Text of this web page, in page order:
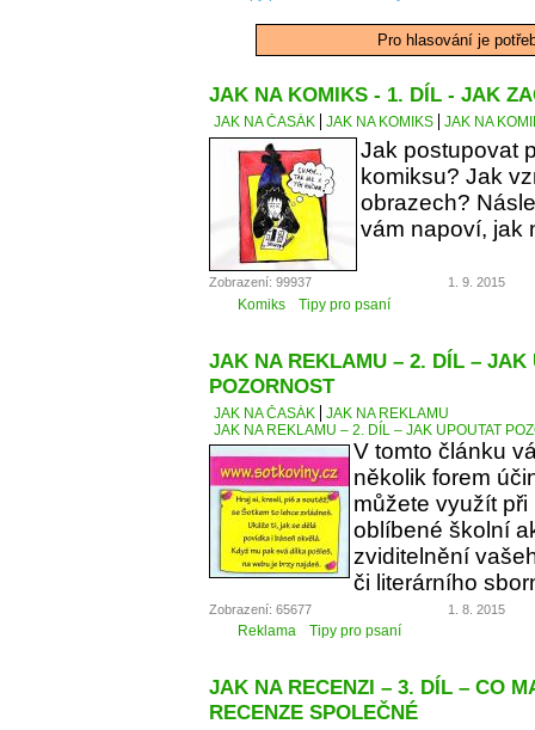
Pro hlasování je
JAK NA KOMIKS - 1. DÍL - JAK
JAK NA ČASÁK JAK NA KOMIKS JAK NA
Jak postupovat
komiksu? Jak
obrazech?
vám napoví, jak
Zobrazení: 99937 1. 9. 2015
Komiks Tipy pro psaní
JAK NA REKLAMU – 2. DÍL – JAK
POZORNOST
JAK NA ČASÁK
JAK NA REKLAMU
JAK NA REKLAMU – 2. DÍL – JAK UPOUTAT
V tomto článku
několik forem
můžete využít
oblíbené školní
zviditelnění
či literárního
Zobrazení: 65677 1. 8. 2015
Reklama Tipy pro psaní
JAK NA RECENZI – 3. DÍL – CO
RECENZE SPOLEČNÉ